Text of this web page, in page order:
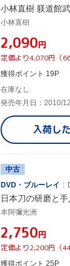
小林直樹 躾道館
小林直樹
¥2,090円
定価より4,070円（
獲得ポイント 19P
在庫なし
発売年月日：2010/
入荷し
中古
DVD・ブルーレイ
日本刀の研磨と
本阿彌光洲
¥2,750円
定価より2,200円（
獲得ポイント 25P